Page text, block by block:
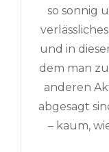
so sonnig
und in
dem man
anderen
abgesagt
– kaum,